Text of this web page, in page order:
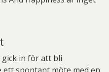
gick in för att bli